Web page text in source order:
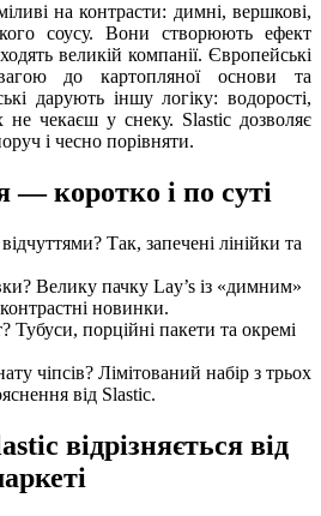
на контрасти: димні, вершкові,
соусу. Вони створюють ефект
великій компанії. Європейські
до картопляної основи та
дарують іншу логіку: водорості,
не чекаєш у снеку. Slastic дозволяє
і чесно порівняти.
— коротко і по суті
Так, запечені лінійки та
Велику пачку Lay’s із «димним»
новинки.
Тубуси, порційні пакети та окремі
чіпсів? Лімітований набір з трьох
від Slastic.
відрізняється від